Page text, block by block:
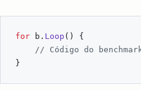
for b . Loop ()
{
// Código do
}